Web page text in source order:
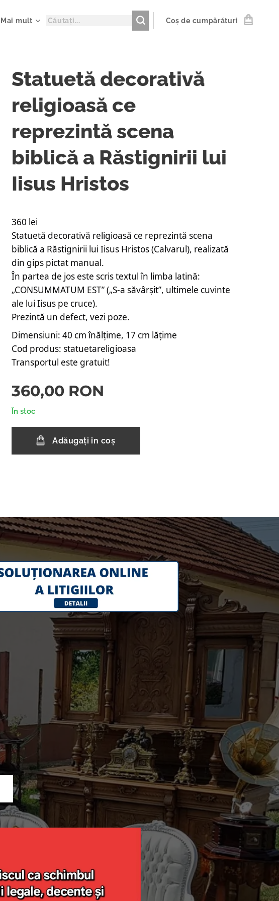
Mai mult Coș de cumpărături
Statuetă decorativă
religioasă ce
reprezintă scena
biblică a Răstignirii lui
Iisus Hristos
360 lei
Statuetă decorativă religioasă ce reprezintă scena
biblică a Răstignirii lui Iisus Hristos (Calvarul), realizată
din gips pictat manual.
În partea de jos este scris textul în limba latină:
„CONSUMMATUM EST” („S-a săvârșit”, ultimele cuvinte
ale lui Iisus pe cruce).
Prezintă un defect, vezi poze.
Dimensiuni: 40 cm înălțime, 17 cm lățime
Cod produs: statuetareligioasa
Transportul este gratuit!
360,00 RON
În stoc
Adăugați în coș